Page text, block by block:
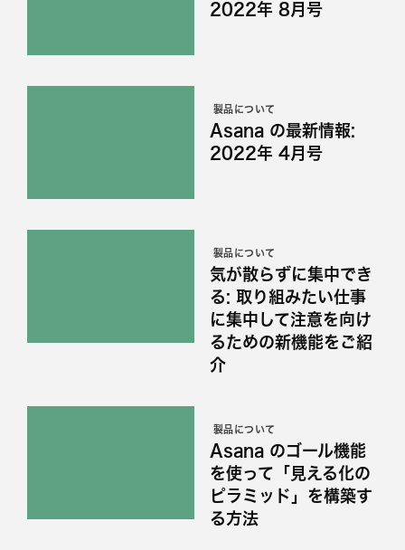
2022年 8月号
製品について
Asana の最新情報:
2022年 4月号
製品について
気が散らずに集中でき
る: 取り組みたい仕事
に集中して注意を向け
るための新機能をご紹
介
製品について
Asana のゴール機能
を使って「見える化の
ピラミッド」を構築す
る方法